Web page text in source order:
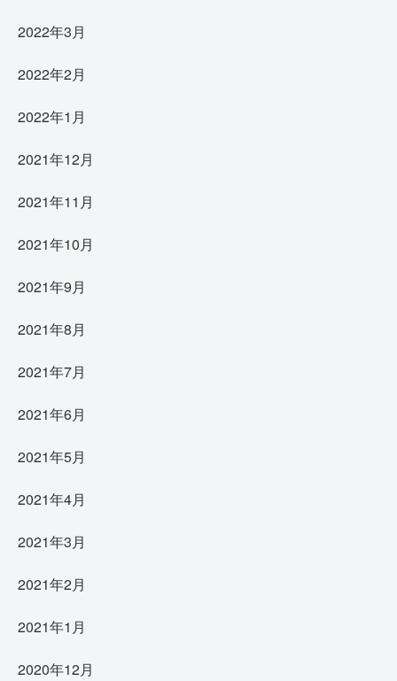
2022年3月
2022年2月
2022年1月
2021年12月
2021年11月
2021年10月
2021年9月
2021年8月
2021年7月
2021年6月
2021年5月
2021年4月
2021年3月
2021年2月
2021年1月
2020年12月